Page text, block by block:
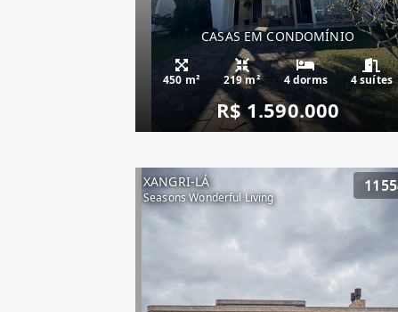
CASAS EM CONDOMÍNIO
450 m² 219 m² 4 dorms 4 suítes
R$ 1.590.000
XANGRI-LÁ
Seasons Wonderful Living